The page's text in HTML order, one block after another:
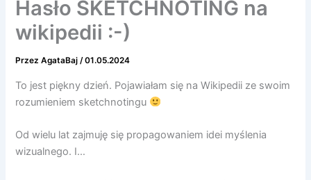
Hasło SKETCHNOTING na
wikipedii :-)
PrzezAgataBaj/01.05.2024
To jest piękny dzień. Pojawiałam się na Wikipedii ze swoim
rozumieniem sketchnotingu
Od wielu lat zajmuję się propagowaniem idei myślenia
wizualnego. I…